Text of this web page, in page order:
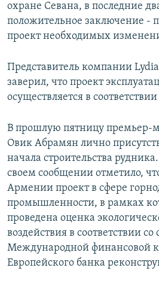
охране Севана, в последние
положительное заключение -
проект необходимых
Представитель компании
заверил, что проект
осуществляется в
В прошлую пятницу премьер-
Овик Абрамян лично
начала строительства
своем сообщении отметило,
Армении проект в сфере
промышленности, в рамках
проведена оценка
воздействия в соответствии
Международной финансовой
Европейского банка